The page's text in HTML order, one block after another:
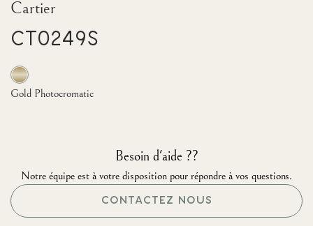
Cartier
CT0249S
Gold Photocromatic
Besoin d'aide ??
Notre équipe est à votre disposition pour répondre à vos questions.
CONTACTEZ NOUS